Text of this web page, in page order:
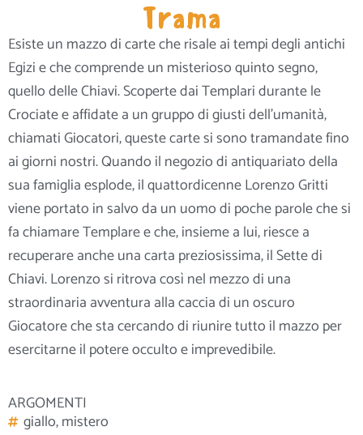
Trama
Esiste un mazzo di carte che risale ai tempi degli antichi
Egizi e che comprende un misterioso quinto segno,
quello delle Chiavi. Scoperte dai Templari durante le
Crociate e affidate a un gruppo di giusti dell’umanità,
chiamati Giocatori, queste carte si sono tramandate fino
ai giorni nostri. Quando il negozio di antiquariato della
sua famiglia esplode, il quattordicenne Lorenzo Gritti
viene portato in salvo da un uomo di poche parole che si
fa chiamare Templare e che,insieme a lui, riesce a
recuperare anche una carta preziosissima, il Sette di
Chiavi. Lorenzo si ritrova così nel mezzo di una
straordinaria avventura alla caccia di un oscuro
Giocatore che sta cercando di riunire tutto il mazzo per
esercitarne il potere occulto e imprevedibile.
ARGOMENTI
giallo,mistero